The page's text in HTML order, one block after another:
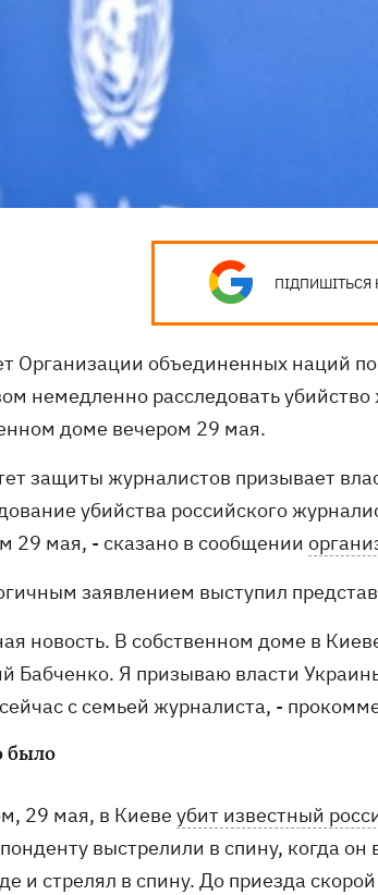
ПІДПИШІТЬСЯ
Организации объединенных наций
немедленно расследовать
доме вечером 29 мая.
защиты журналистов призывает
убийства российского
29 мая, - сказано в сообщении
заявлением выступил
новость. В собственном доме в
Бабченко. Я призываю власти
с семьей журналиста, -
было
29 мая, в Киеве убит известный
выстрелили в спину, когда
и стрелял в спину. До приезда